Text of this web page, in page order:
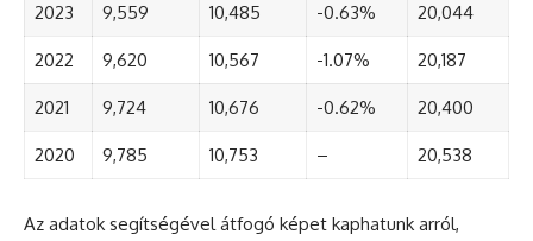
2023 9,559 10,485 -0.63% 20,044
2022 9,620 10,567 -1.07% 20,187
2021 9,724 10,676 -0.62% 20,400
2020 9,785 10,753 – 20,538
Az adatok segítségével átfogó képet kaphatunk arról,